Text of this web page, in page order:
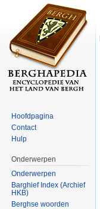
Hoofdpagina
Contact
Hulp
Onderwerpen
Onderwerpen
Barghief Index (Archief
HKB)
Berghse woorden